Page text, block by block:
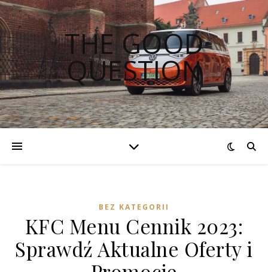
THE GOOD
QUESTION
BEZ KATEGORII
KFC Menu Cennik 2023:
Sprawdź Aktualne Oferty i